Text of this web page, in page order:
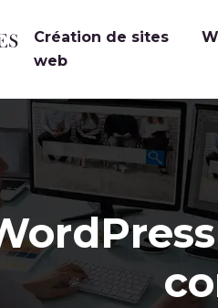
Création de sites
web